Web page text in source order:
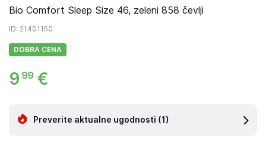
Bio Comfort Sleep Size 46, zeleni 858 čevlji
ID: 21401150
DOBRA CENA
9 99 €
Preverite aktualne ugodnosti (1)